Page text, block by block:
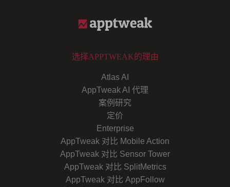
选择APPTWEAK的理由
Atlas AI
AppTweak AI 代理
案例研究
定价
Enterprise
AppTweak 对比 Mobile Action
AppTweak 对比 Sensor Tower
AppTweak 对比 SplitMetrics
AppTweak 对比 AppFollow